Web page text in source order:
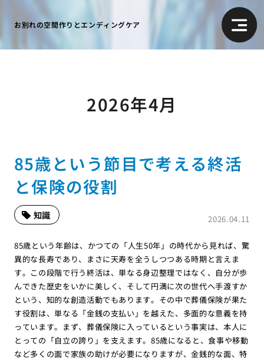
お別れの空間作りとエンディングケア
2026年4月
85歳という節目で考える終活
と保険の役割
2026.04.11
知識
85歳という年齢は、かつての「人生50年」の時代から見れば、驚
異的な長寿であり、まさに天寿を全うしつつある時期と言えま
す。この段階で行う終活は、単なる身辺整理ではなく、自分が歩
んできた歴史をいかに美しく、そして円満に次の世代へ手渡すか
という、知的な創造活動でもあります。その中で葬儀保険が果た
す役割は、単なる「金銭の支払い」を越えた、多面的な意義を持
っています。まず、葬儀保険に入っているという事実は、本人に
とっての「自立の誇り」を支えます。85歳になると、食事や移動
など多くの面で家族の助けが必要になりますが、金銭的な面、特